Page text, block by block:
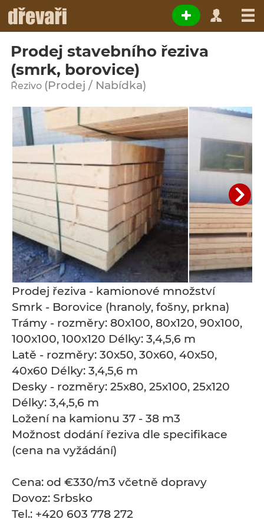
Prodej stavebního řeziva
(smrk, borovice)
Řezivo (Prodej / Nabídka)
Prodej řeziva - kamionové množství
Smrk - Borovice (hranoly, fošny, prkna)
Trámy - rozměry: 80x100, 80x120, 90x100,
100x100, 100x120 Délky: 3,4,5,6 m
Latě - rozměry: 30x50, 30x60, 40x50,
40x60 Délky: 3,4,5,6 m
Desky - rozměry: 25x80, 25x100, 25x120
Délky: 3,4,5,6 m
Ložení na kamionu 37 - 38 m3
Možnost dodání řeziva dle specifikace
(cena na vyžádání)
Cena: od €330/m3 včetně dopravy
Dovoz: Srbsko
Tel.: +420 603 778 272